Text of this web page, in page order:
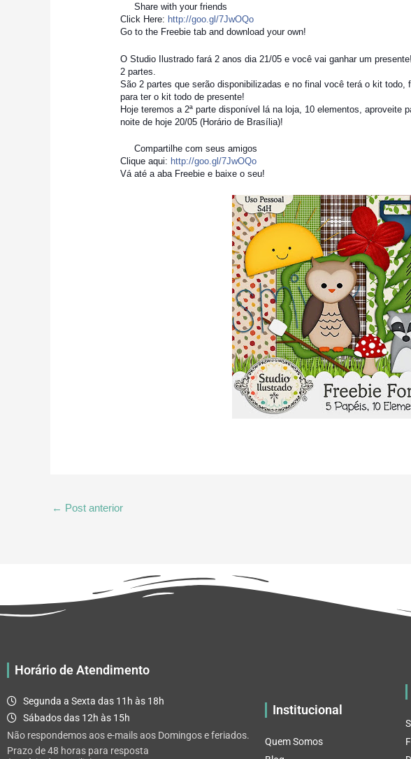
Share with your friends
Click Here: http://goo.gl/7JwOQo
Go to the Freebie tab and download your own!
O Studio Ilustrado fará 2 anos dia 21/05 e você vai ganhar um
2 partes.
São 2 partes que serão disponibilizadas e no final você terá o kit todo,
para ter o kit todo de presente!
Hoje teremos a 2ª parte disponível lá na loja, 10 elementos, aproveite
noite de hoje 20/05 (Horário de Brasília)!
Compartilhe com seus amigos
Clique aqui: http://goo.gl/7JwOQo
Vá até a aba Freebie e baixe o seu!
← Post anterior
Horário de Atendimento
Segunda a Sexta das 11h às 18h
Sábados das 12h às 15h
Não respondemos aos e-mails aos Domingos e feriados.
Prazo de 48 horas para resposta
Institucional
Quem Somos